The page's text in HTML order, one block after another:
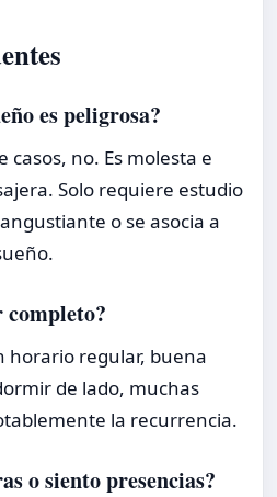
es peligrosa?
casos, no. Es molesta e
Solo requiere estudio
o se asocia a
completo?
horario regular, buena
de lado, muchas
la recurrencia.
o siento presencias?